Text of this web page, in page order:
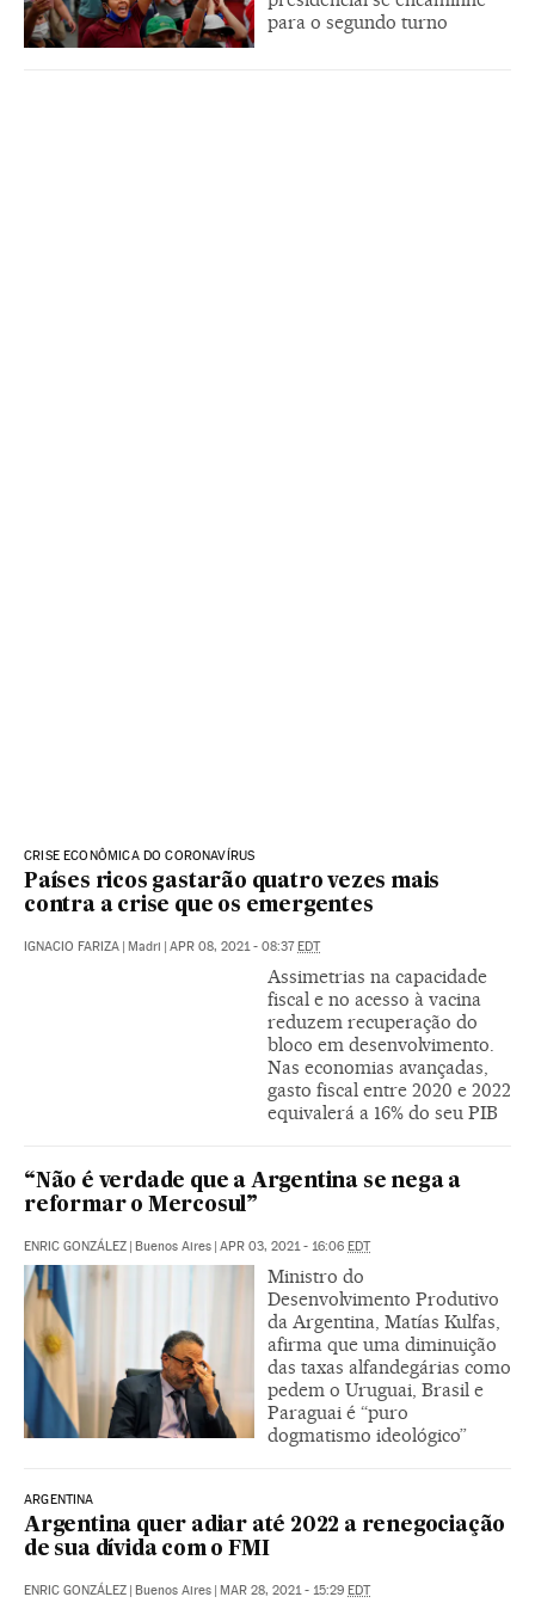
para o segundo turno
CRISE ECONÔMICA DO CORONAVÍRUS
Países ricos gastarão quatro vezes mais
contra a crise que os emergentes
IGNACIO FARIZA | Madri | APR 08, 2021 - 08:37EDT
Assimetrias na capacidade
fiscal e no acesso à vacina
reduzem recuperação do
bloco em desenvolvimento.
Nas economias avançadas,
gasto fiscal entre 2020 e 2022
equivalerá a 16% do seu PIB
“Não é verdade que a Argentina se nega a
reformar o Mercosul”
ENRIC GONZÁLEZ | Buenos Aires | APR 03, 2021 - 16:06 EDT
Ministro do
Desenvolvimento Produtivo
da Argentina, Matías Kulfas,
afirma que uma diminuição
das taxas alfandegárias como
pedem o Uruguai, Brasil e
Paraguai é “puro
dogmatismo ideológico”
ARGENTINA
Argentina quer adiar até 2022 a renegociação
de sua dívida com o FMI
ENRIC GONZÁLEZ | Buenos Aires | MAR 28, 2021 - 15:29 EDT